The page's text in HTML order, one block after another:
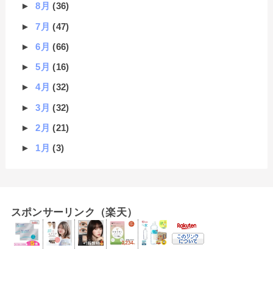
►8月(36)
►7月(47)
►6月(66)
►5月(16)
►4月(32)
►3月(32)
►2月(21)
► 1月(3)
スポンサーリンク（楽天）